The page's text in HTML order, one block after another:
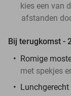
kies een van
afstanden
Bij terugkomst -
Romige
met spekjes